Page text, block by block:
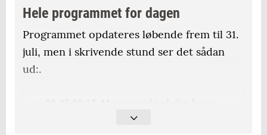
Hele programmet for dagen
Programmet opdateres løbende frem til 31.
juli, men i skrivende stund ser det sådan
ud:.
Tøjhuset til de første 200 personer med